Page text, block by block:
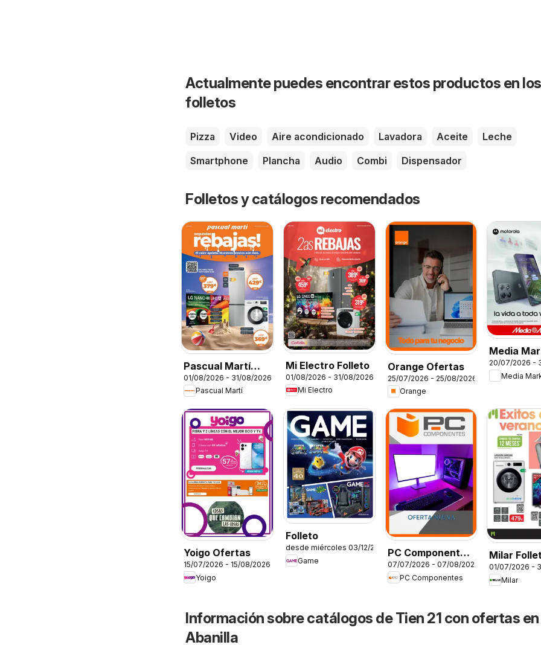
Actualmente puedes encontrar estos productos en los
folletos
Pizza Video Aire acondicionado Lavadora Aceite
Leche
Smartphone
Plancha Audio Combi Dispensador
Folletos y catálogos recomendados
Pascual Martí
Folleto
01/08/2026 - 31/08/2026
Pascual Martí
Mi Electro Folleto
01/08/2026 - 31/08/2026
Mi Electro
Orange Ofertas
25/07/2026 - 25/08/2026
Orange
Media
Folleto
20/07/2026 -
Media
Yoigo Ofertas
15/07/2026 - 15/08/2026
Yoigo
Folleto
desde miércoles 03/12/2025
Game
PC Componentes
Folleto
07/07/2026 - 07/08/2026
PC Componentes
Milar
01/07/2026 -
Milar
Información sobre catálogos de Tien 21 con ofertas en
Abanilla